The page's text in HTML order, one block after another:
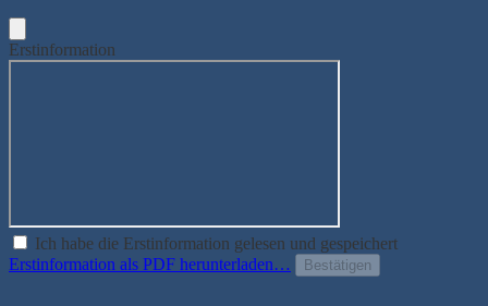
Erstinformation
Ich habe die Erstinformation gelesen und gespeichert
Erstinformation als PDF herunterladen…
Bestätigen